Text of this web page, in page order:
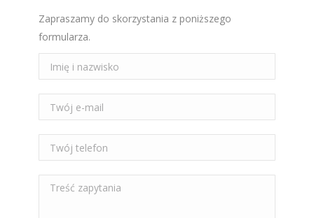
Zapraszamy do skorzystania z poniższego
formularza.